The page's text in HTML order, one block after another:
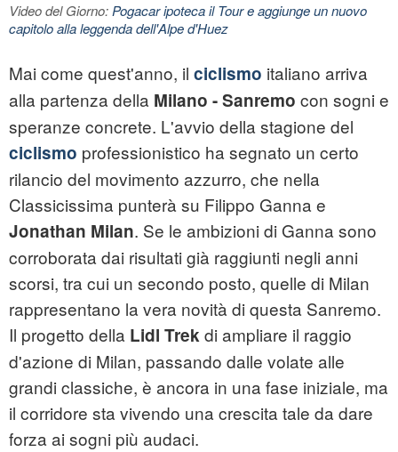
Video del Giorno:Pogacar ipoteca il Tour e aggiunge un nuovo
capitolo alla leggenda dell'Alpe d'Huez
Mai come quest'anno, il ciclismo italiano arriva
alla partenza della Milano - Sanremo con sogni e
speranze concrete. L'avvio della stagione del
ciclismo professionistico ha segnato un certo
rilancio del movimento azzurro, che nella
Classicissima punterà su Filippo Ganna e
Jonathan Milan. Se le ambizioni di Ganna sono
corroborata dai risultati già raggiunti negli anni
scorsi, tra cui un secondo posto, quelle di Milan
rappresentano la vera novità di questa Sanremo.
Il progetto della Lidl Trekdi ampliare il raggio
d'azione di Milan, passando dalle volate alle
grandi classiche, è ancora in una fase iniziale, ma
il corridore sta vivendo una crescita tale da dare
forza ai sogni più audaci.